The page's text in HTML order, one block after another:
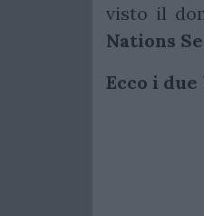
visto il
Nations
Ecco i